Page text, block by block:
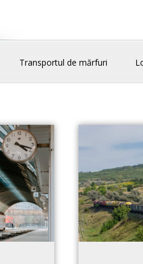
Transportul de mărfuri